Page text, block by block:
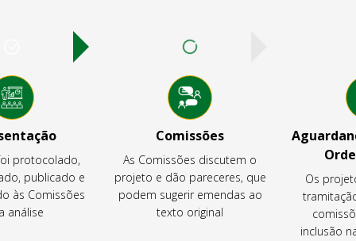
protocolado,
publicado e
às Comissões
análise
Comissões
As Comissões discutem o
projeto e dão pareceres, que
podem sugerir emendas ao
texto original
Os
inclusão